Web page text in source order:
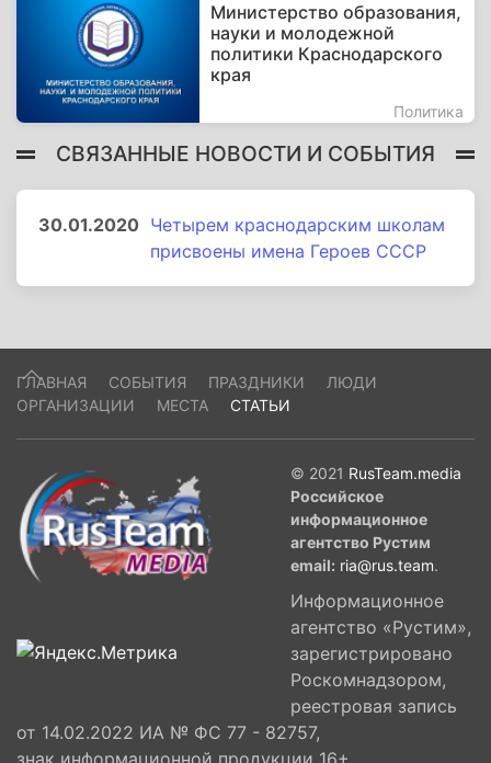
Министерство образования,
науки и молодежной
политики Краснодарского
края
Политика
СВЯЗАННЫЕ НОВОСТИ И СОБЫТИЯ
30.01.2020 Четырем краснодарским школам
присвоены имена Героев СССР
ГЛАВНАЯ СОБЫТИЯ ПРАЗДНИКИ
ЛЮДИ
ОРГАНИЗАЦИИ
МЕСТА СТАТЬИ
© 2021 RusTeam.media
Российское
информационное
агентство Рустим
email: ria@rus.team.
Информационное
агентство «Рустим»,
зарегистрировано
Роскомнадзором,
реестровая запись
от 14.02.2022 ИА № ФС 77 - 82757,
знак информационной продукции 16+